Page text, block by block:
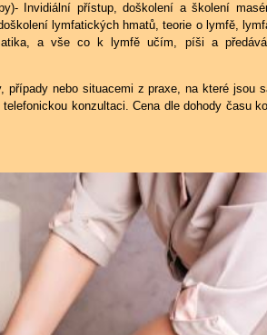
Invidiální přístup, doškolení a školení
lymfatických hmatů, teorie o lymfě,
a vše co k lymfě učím, píši a
případy nebo situacemi z praxe, na které jsou
konzultaci. Cena dle dohody času